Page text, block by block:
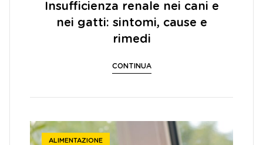
Insufficienza renale nei cani e
nei gatti: sintomi, cause e
rimedi
CONTINUA
ALIMENTAZIONE